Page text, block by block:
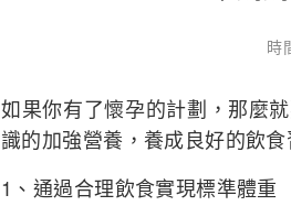
時
如果你有了懷孕的計劃，那麼
識的加強營養，養成良好的飲
1、通過合理飲食實現標準體重